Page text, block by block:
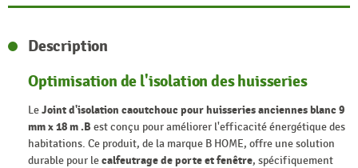
Description
Optimisation de l'isolation des huisseries
LeJoint d'isolation caoutchouc pour huisseries anciennes blanc 9
mm x 18 m .B est conçu pour améliorer l'efficacité énergétique des
habitations. Ce produit, de la marque B HOME, offre une solution
durable pour lecalfeutrage de porte et fenêtre, spécifiquement